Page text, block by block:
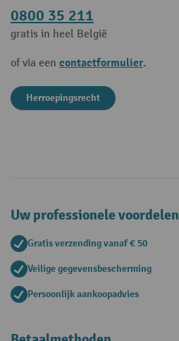
0800 35 211
gratis in heel België
of via een contactformulier.
Herroepingsrecht
Uw professionele voordelen
Gratis verzending vanaf € 50
Veilige gegevensbescherming
Persoonlijk aankoopadvies